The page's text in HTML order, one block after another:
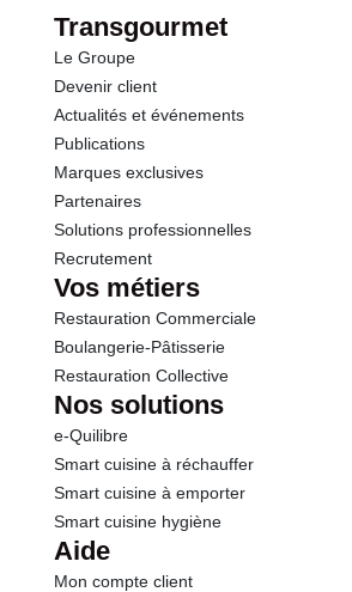
orge, avoine Fabriqué dans un
autres fruits à coque.
Allergènes :
Oeufs et produits à base d'oeufs
Lait et produits à base de lait
Fruits à coques
Céréales contenant du gluten
Conformément aux informations
par le(s) fournisseur(s) de
Opérations
Sel
Transgourmet
Le Groupe
Devenir client
Actualités et événements
Publications
Marques exclusives
Partenaires
Solutions professionnelles
Recrutement
Vos métiers
Restauration Commerciale
Boulangerie-Pâtisserie
Restauration Collective
Nos solutions
e-Quilibre
Smart cuisine à réchauffer
Smart cuisine à emporter
Smart cuisine hygiène
Aide
Mon compte client